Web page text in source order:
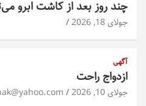
چند روز بعد از کاشت ابرو
جولای 18, 2026
آگهی
ازدواج راحت
جولای 10, 2026